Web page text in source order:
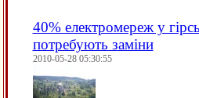
40% електромереж у
потребують заміни
2010-05-28 05:30:55